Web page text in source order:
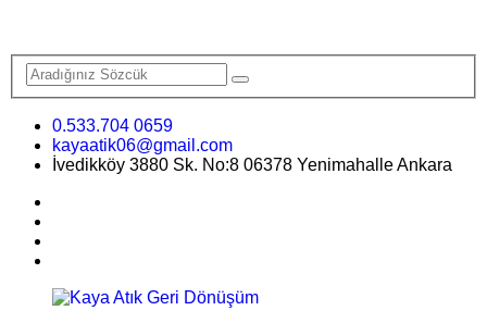
0.533.704 0659
kayaatik06@gmail.com
İvedikköy 3880 Sk. No:8 06378 Yenimahalle Ankara